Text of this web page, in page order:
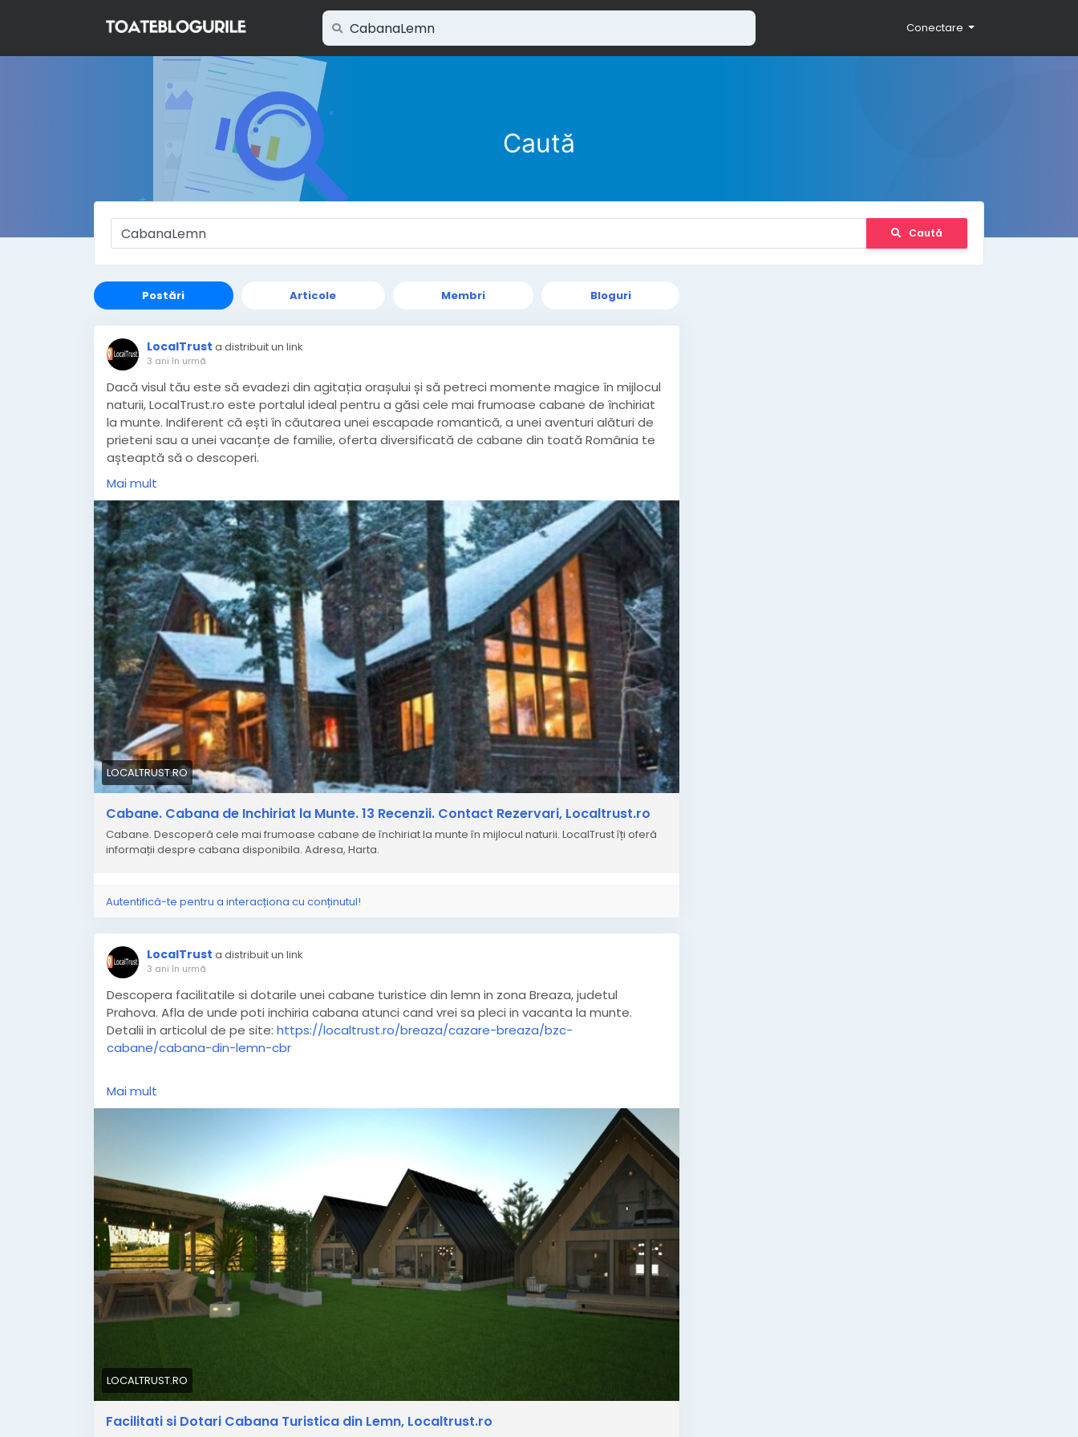
Conectare
Caută
Caută
Postări Articole Membri Bloguri
LocalTrust a distribuit un link
3 ani în urmă
Dacă visul tău este să evadezi din agitația orașului și să petreci momente magice în mijlocul
naturii, LocalTrust.ro este portalul ideal pentru a găsi cele mai frumoase cabane de închiriat
la munte. Indiferent că ești în căutarea unei escapade romantică, a unei aventuri alături de
prieteni sau a unei vacanțe de familie, oferta diversificată de cabane din toată România te
așteaptă să o descoperi.
✅ Toate informatiile depre rezervare cabana pe site:
#cabane #cabanadeinchiriat #cabanamunte#cabanalemn#cabanacuciubar
#cabanacupiscina#cabanaromania#cabanaaframe #AFrame#cabanadelux
#cabaneromania #Localtrust#CabaneLocaltrust#vacanta#travel
#MuntiiBucegi
#Romania #MuntiiCarpati#cazarecabana #recomandare
Mai mult
LOCALTRUST.RO
Cabane. Cabana de Inchiriat la Munte. 13 Recenzii. Contact Rezervari, Localtrust.ro
Cabane. Descoperă cele mai frumoase cabane de închiriat la munte în mijlocul naturii. LocalTrust îți oferă
informații despre cabana disponibila. Adresa, Harta.
Autentifică-te pentru a interacționa cu conținutul!
LocalTrust a distribuit un link
3 ani în urmă
Descopera facilitatile si dotarile unei cabane turistice din lemn in zona Breaza, judetul
Prahova. Afla de unde poti inchiria cabana atunci cand vrei sa pleci in vacanta la munte.
Detalii in articolul de pe site: https://localtrust.ro/breaza/cazare-breaza/bzc-
cabane/cabana-din-lemn-cbr
#cabanabreaza
#cabanamunte
#turistinfo
#cabanaAframe
Mai mult
LOCALTRUST.RO
Facilitati si Dotari Cabana Turistica din Lemn, Localtrust.ro